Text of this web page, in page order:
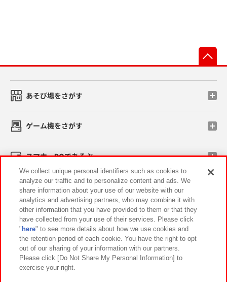
あそび場をさがす
ゲーム機をさがす
スマホ・PCであそぶ
イベント・キャンペーン
関連会社 サステナビリティ サイトポリシー
プライバシーポリシー ウェブアクセシビリティ方針と検証結果
お取引先さまとともに
We collect unique personal identifiers such as cookies to
analyze our traffic and to personalize content and ads. We
share information about your use of our website with our
analytics and advertising partners, who may combine it with
other information that you have provided to them or that they
have collected from your use of their services. Please click
" here" to see more details about how we use cookies and
the retention period of each cookie. You have the right to opt
out of our sharing of your information with our partners.
Please click [Do Not Share My Personal Information] to
exercise your right.